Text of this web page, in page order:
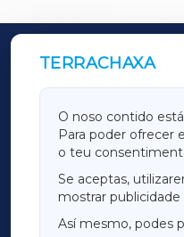
TERRACHAXA
O noso contido
Para poder ofrecer
o teu
Se aceptas,
mostrar
Así mesmo, podes
OUTROS
GALICIAXA
AMARIÑAXA
OURENSEXA